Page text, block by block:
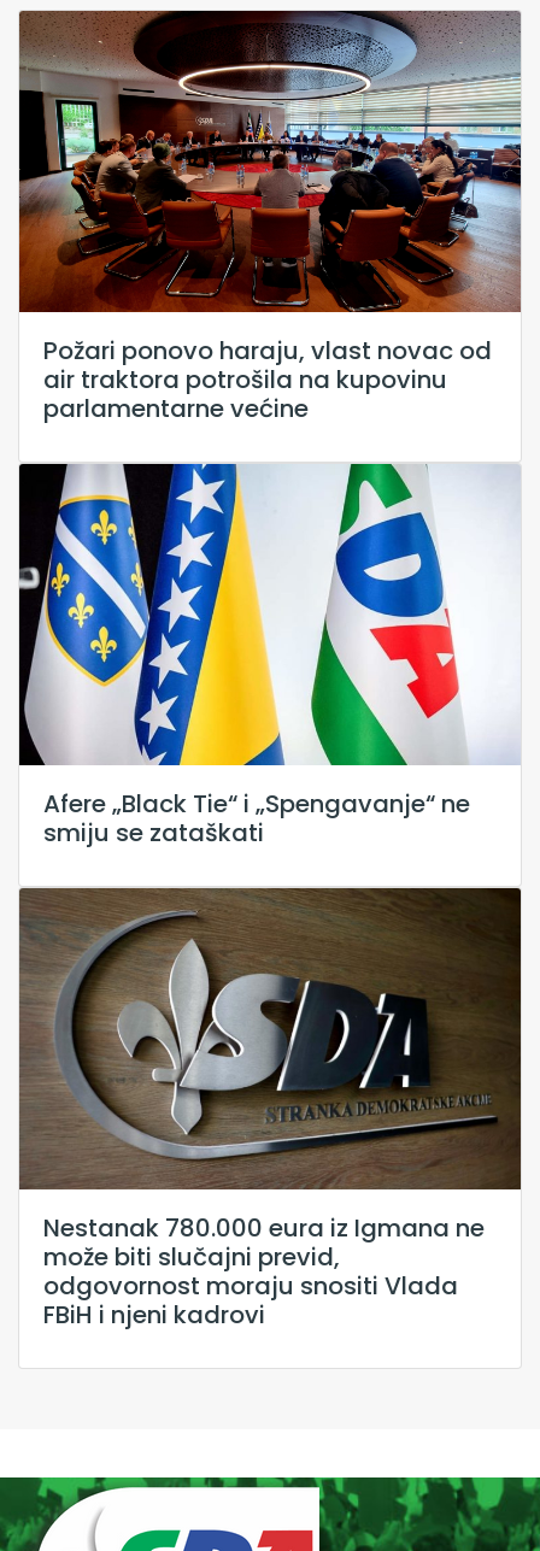
Požari ponovo haraju, vlast novac od
air traktora potrošila na kupovinu
parlamentarne većine
Afere „Black Tie“ i „Spengavanje“ ne
smiju se zataškati
Nestanak 780.000 eura iz Igmana ne
može biti slučajni previd,
odgovornost moraju snositi Vlada
FBiH i njeni kadrovi